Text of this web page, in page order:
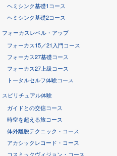
ヘミシンク基礎1コース
ヘミシンク基礎2コース
フォーカスレベル・アップ
フォーカス15／21入門コース
フォーカス27基礎コース
フォーカス27上級コース
トータルセルフ体験コース
スピリチュアル体験
ガイドとの交信コース
時空を超える旅コース
体外離脱テクニック・コース
アカシックレコード・コース
コスミックヴィジョン・コース